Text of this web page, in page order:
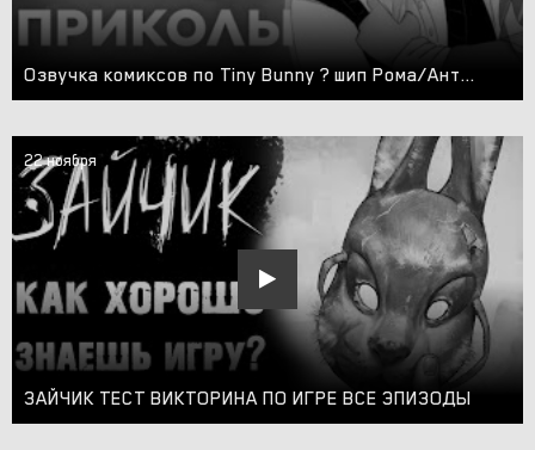
Озвучка комиксов по Tiny Bunny ? шип Рома/Антон #1
22 ноября
ЗАЙЧИК ТЕСТ ВИКТОРИНА ПО ИГРЕ ВСЕ ЭПИЗОДЫ